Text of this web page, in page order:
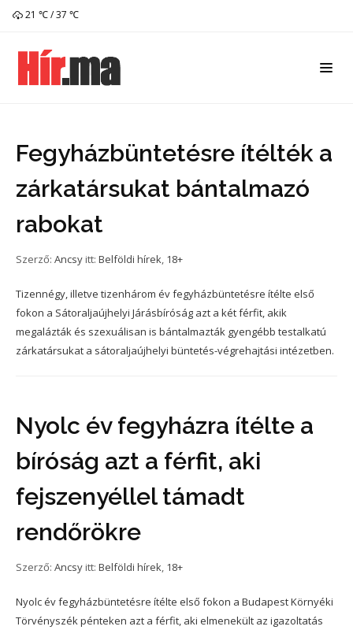
21 ℃ / 37 ℃
Fegyházbüntetésre ítélték a
zárkatársukat bántalmazó
rabokat
Szerző: Ancsy itt: Belföldi hírek, 18+
Tizennégy, illetve tizenhárom év fegyházbüntetésre ítélte első
fokon a Sátoraljaújhelyi Járásbíróság azt a két férfit, akik
megalázták és szexuálisan is bántalmazták gyengébb testalkatú
zárkatársukat a sátoraljaújhelyi büntetés-végrehajtási intézetben.
Nyolc év fegyházra ítélte a
bíróság azt a férfit, aki
fejszenyéllel támadt
rendőrökre
Szerző: Ancsy itt: Belföldi hírek, 18+
Nyolc év fegyházbüntetésre ítélte első fokon a Budapest Környéki
Törvényszék pénteken azt a férfit, aki elmenekült az igazoltatás